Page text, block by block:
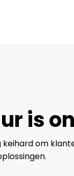
is
keihard om